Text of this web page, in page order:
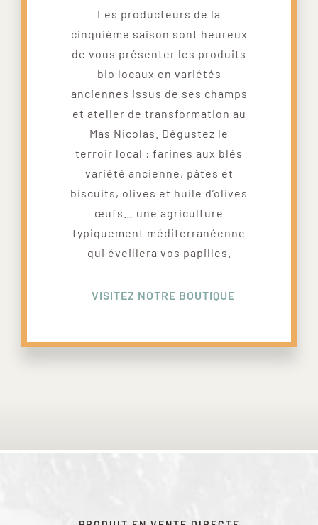
Les producteurs de la
cinquième saison sont heureux
de vous présenter les produits
bio locaux en variétés
anciennes issus de ses champs
et atelier de transformation au
Mas Nicolas. Dégustez le
terroir local : farines aux blés
variété ancienne, pâtes et
biscuits, olives et huile d’olives
œufs… une agriculture
typiquement méditerranéenne
qui éveillera vos papilles.
VISITEZ NOTRE BOUTIQUE